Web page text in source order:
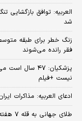
شد
زنگ خطر برای طبقه
فقر رانده می‌شوند
پزشکیان: ۴۷
نیست +فیلم
ادعای العربیه: مذاکرات
طلای جهانی به قله ۷ هفته‌ای رسید/ دلار عقب نشست، فلز زرد صعود کرد